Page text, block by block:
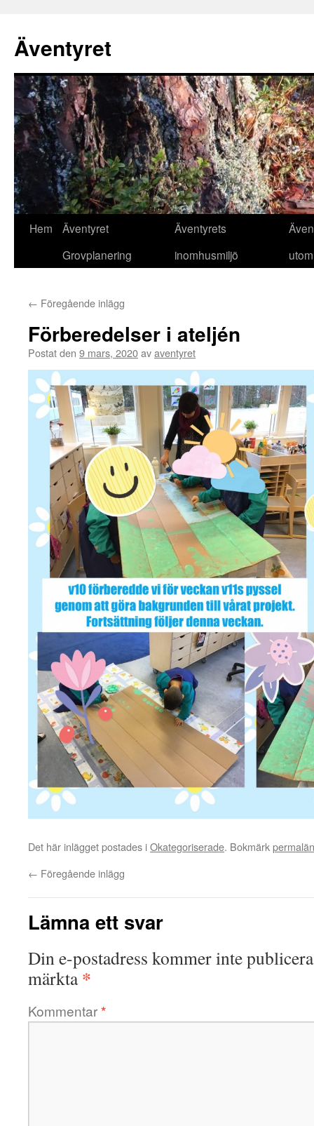
Äventyret
Hoppa
Hem
Äventyret
Grovplanering
Äventyrets
inomhusmiljö
← Föregående inlägg
Förberedelser i ateljén
Postat den 9 mars, 2020avaventyret
Det här inlägget postades iOkategoriserade. Bokmärk
← Föregående inlägg
Lämna ett svar
Din e-postadress kommer inte
märkta*
Kommentar*